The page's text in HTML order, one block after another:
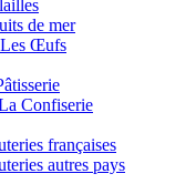
de mer
Les Œufs
Confiserie
françaises
autres pays